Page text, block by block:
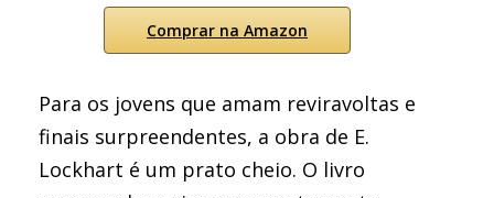
Comprar na Amazon
Para os jovens que amam reviravoltas e
finais surpreendentes, a obra de E.
Lockhart é um prato cheio. O livro